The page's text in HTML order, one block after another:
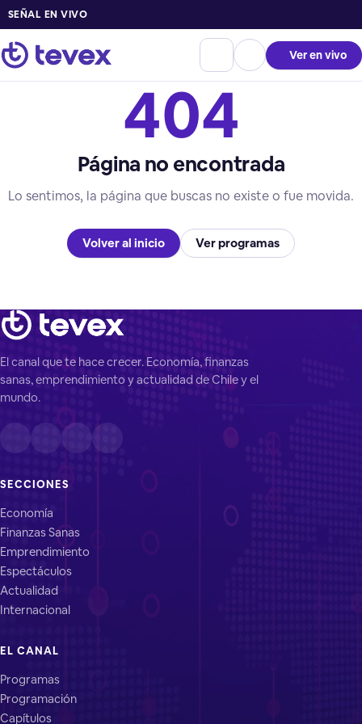
SEÑAL EN VIVO
Ver en vivo
404
Página no encontrada
Lo sentimos, la página que buscas no existe o fue movida.
Volver al inicio Ver programas
El canal que te hace crecer. Economía, finanzas
sanas, emprendimiento y actualidad de Chile y el
mundo.
SECCIONES
Economía
Finanzas Sanas
Emprendimiento
Espectáculos
Actualidad
Internacional
EL CANAL
Programas
Programación
Capítulos